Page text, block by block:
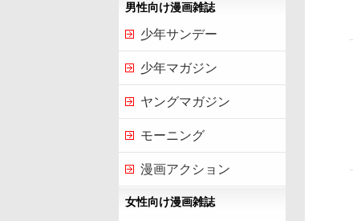
男性向け漫画雑誌
少年サンデー
少年マガジン
ヤングマガジン
モーニング
漫画アクション
女性向け漫画雑誌